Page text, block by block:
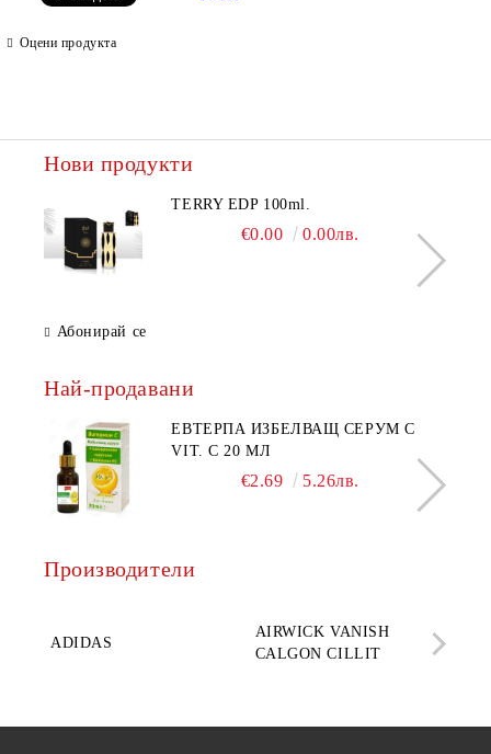
Оцени продукта
Нови продукти
TERRY EDP 100ml.
€0.00 0.00лв.
Абонирай се
Най-продавани
ЕВТЕРПА ИЗБЕЛВАЩ СЕРУМ С
VIT. C 20 МЛ
€2.69 5.26лв.
Производители
ADIDAS
AIRWICK VANISH
CALGON CILLIT